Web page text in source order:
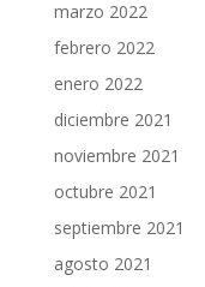
marzo 2022
febrero 2022
enero 2022
diciembre 2021
noviembre 2021
octubre 2021
septiembre 2021
agosto 2021